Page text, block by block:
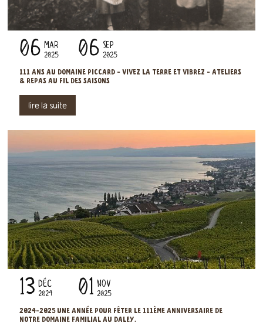
06 MAR
2025 06 SEP
2025
111 ANS AU DOMAINE PICCARD - VIVEZ LA TERRE ET VIBREZ - ATELIERS
& REPAS AU FIL DES SAISONS
lire la suite
13 DÉC
2024 01 NOV
2025
2024-2025 UNE ANNÉE POUR FÊTER LE 111ÈME ANNIVERSAIRE DE
NOTRE DOMAINE FAMILIAL AU DALEY.